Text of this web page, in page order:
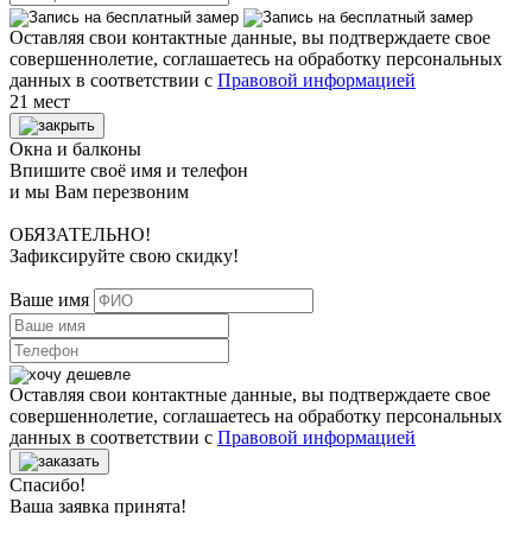
Оставляя свои контактные данные, вы подтверждаете свое
совершеннолетие, соглашаетесь на обработку персональных
данных в соответствии с Правовой информацией
21 мест
Окна и балконы
Впишите своё имя и телефон
и мы Вам перезвоним
ОБЯЗАТЕЛЬНО!
Зафиксируйте свою скидку!
Ваше имя
Оставляя свои контактные данные, вы подтверждаете свое
совершеннолетие, соглашаетесь на обработку персональных
данных в соответствии с Правовой информацией
Спасибо!
Ваша заявка принята!